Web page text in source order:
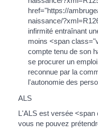
href="https://
naissance/
infirmité entraînant
moins <span
compte tenu de son
se procurer un
reconnue par la
l'autonomie des
ALS
L'ALS est versée
vous ne pouvez